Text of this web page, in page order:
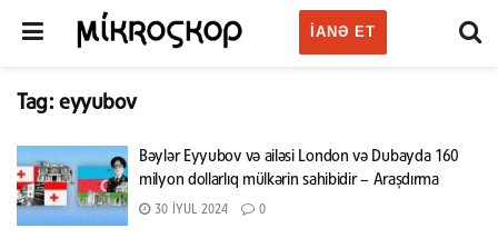
IANƏ ET
Tag: eyyubov
Bəylər Eyyubov və ailəsi London və Dubayda 160
milyon dollarlıq mülkərin sahibidir – Araşdırma
30 İYUL 2024 0